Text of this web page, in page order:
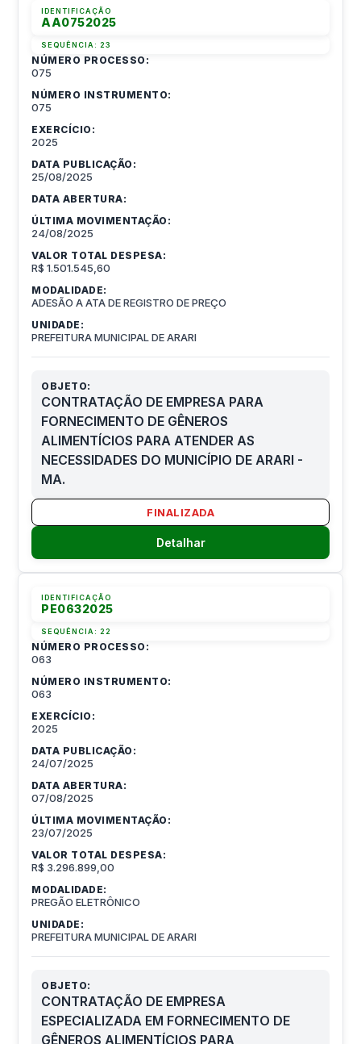
IDENTIFICAÇÃO
AA0752025
SEQUÊNCIA: 23
NÚMERO PROCESSO:
075
NÚMERO INSTRUMENTO:
075
EXERCÍCIO:
2025
DATA PUBLICAÇÃO:
25/08/2025
DATA ABERTURA:
ÚLTIMA MOVIMENTAÇÃO:
24/08/2025
VALOR TOTAL DESPESA:
R$ 1.501.545,60
MODALIDADE:
ADESÃO A ATA DE REGISTRO DE PREÇO
UNIDADE:
PREFEITURA MUNICIPAL DE ARARI
OBJETO:
CONTRATAÇÃO DE EMPRESA PARA
FORNECIMENTO DE GÊNEROS
ALIMENTÍCIOS PARA ATENDER AS
NECESSIDADES DO MUNICÍPIO DE ARARI -
MA.
FINALIZADA
Detalhar
IDENTIFICAÇÃO
PE0632025
SEQUÊNCIA: 22
NÚMERO PROCESSO:
063
NÚMERO INSTRUMENTO:
063
EXERCÍCIO:
2025
DATA PUBLICAÇÃO:
24/07/2025
DATA ABERTURA:
07/08/2025
ÚLTIMA MOVIMENTAÇÃO:
23/07/2025
VALOR TOTAL DESPESA:
R$ 3.296.899,00
MODALIDADE:
PREGÃO ELETRÔNICO
UNIDADE:
PREFEITURA MUNICIPAL DE ARARI
OBJETO:
CONTRATAÇÃO DE EMPRESA
ESPECIALIZADA EM FORNECIMENTO DE
GÊNEROS ALIMENTÍCIOS PARA